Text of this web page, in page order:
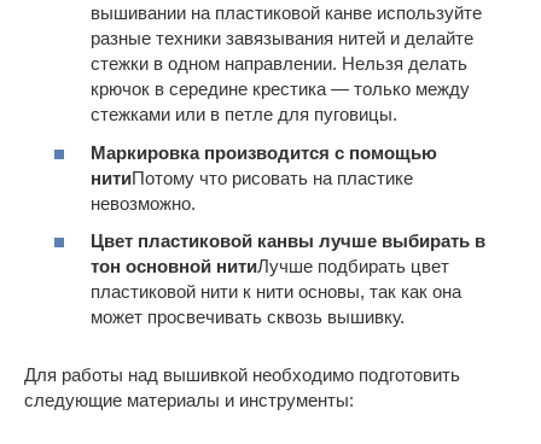
вышивании на пластиковой канве используйте
разные техники завязывания нитей и делайте
стежки в одном направлении. Нельзя делать
крючок в середине крестика — только между
стежками или в петле для пуговицы.
Маркировка производится с помощью
нитиПотому что рисовать на пластике
невозможно.
Цвет пластиковой канвы лучше выбирать в
тон основной нитиЛучше подбирать цвет
пластиковой нити к нити основы, так как она
может просвечивать сквозь вышивку.
Для работы над вышивкой необходимо подготовить
следующие материалы и инструменты: